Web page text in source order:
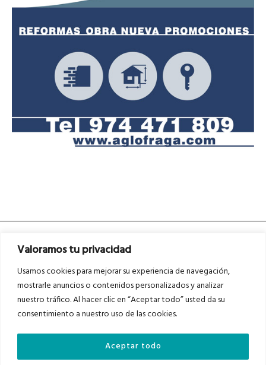
Valoramos tu privacidad
Usamos cookies para mejorar su experiencia de navegación,
mostrarle anuncios o contenidos personalizados y analizar
nuestro tráfico. Al hacer clic en “Aceptar todo” usted da su
consentimiento a nuestro uso de las cookies.
Aceptar todo
Asociados a
Auditados por